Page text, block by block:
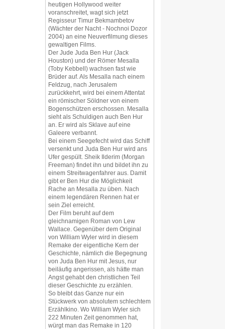
heutigen Hollywood weiter
voranschreitet, wagt sich jetzt
Regisseur Timur Bekmambetov
(Wächter der Nacht - Nochnoi Dozor
2004) an eine Neuverfilmung dieses
gewaltigen Films.
Der Jude Juda Ben Hur (Jack
Houston) und der Römer Mesalla
(Toby Kebbell) wachsen fast wie
Brüder auf. Als Mesalla nach einem
Feldzug, nach Jerusalem
zurückkehrt, wird bei einem Attentat
ein römischer Söldner von einem
Bogenschützen erschossen. Mesalla
sieht als Schuldigen auch Ben Hur
an. Er wird als Sklave auf eine
Galeere verbannt.
Bei einem Seegefecht wird das Schiff
versenkt und Juda Ben Hur wird ans
Ufer gespült. Sheik Ilderim (Morgan
Freeman) findet ihn und bildet ihn zu
einem Streitwagenfahrer aus. Damit
gibt er Ben Hur die Möglichkeit
Rache an Mesalla zu üben. Nach
einem legendären Rennen hat er
sein Ziel erreicht.
Der Film beruht auf dem
gleichnamigen Roman von Lew
Wallace. Gegenüber dem Original
von William Wyler wird in diesem
Remake der eigentliche Kern der
Geschichte, nämlich die Begegnung
von Juda Ben Hur mit Jesus, nur
beiläufig angerissen, als hätte man
Angst gehabt den christlichen Teil
dieser Geschichte zu erzählen.
So bleibt das Ganze nur ein
Stückwerk von absolutem schlechtem
Erzählkino. Wo William Wyler sich
222 Minuten Zeit genommen hat,
würgt man das Remake in 120